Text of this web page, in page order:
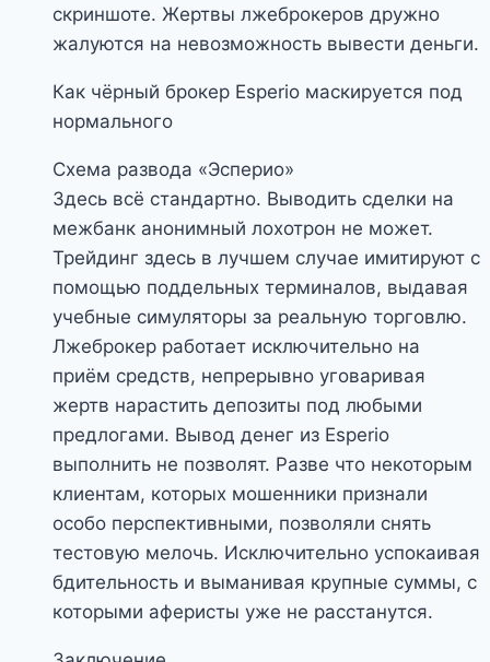
скриншоте. Жертвы лжеброкеров дружно
жалуются на невозможность вывести деньги.
Как чёрный брокер Esperio маскируется под
нормального
Схема развода «Эсперио»
Здесь всё стандартно. Выводить сделки на
межбанк анонимный лохотрон не может.
Трейдинг здесь в лучшем случае имитируют с
помощью поддельных терминалов, выдавая
учебные симуляторы за реальную торговлю.
Лжеброкер работает исключительно на
приём средств, непрерывно уговаривая
жертв нарастить депозиты под любыми
предлогами. Вывод денег из Esperio
выполнить не позволят. Разве что некоторым
клиентам, которых мошенники признали
особо перспективными, позволяли снять
тестовую мелочь. Исключительно успокаивая
бдительность и выманивая крупные суммы, с
которыми аферисты уже не расстанутся.